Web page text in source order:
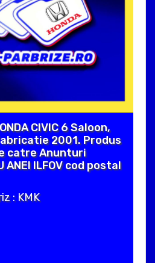
CIVIC 6 Saloon,
2001. Produs
catre Anunturi
ANEI ILFOV cod postal
: KMK